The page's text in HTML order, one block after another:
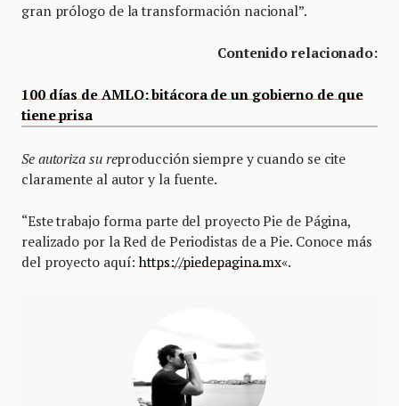
gran prólogo de la transformación nacional”.
Contenido relacionado:
100 días de AMLO: bitácora de un gobierno de que
tiene prisa
Se autoriza su reproducción siempre y cuando se cite
claramente al autor y la fuente.
“Este trabajo forma parte del proyecto Pie de Página,
realizado por la Red de Periodistas de a Pie. Conoce más
del proyecto aquí:https://piedepagina.mx«.